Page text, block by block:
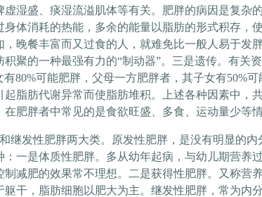
湿盛、痰湿流溢肌体等有关。肥胖的病因是复杂
体消耗的热能，多余的能量以脂肪的形式积存，
晚餐丰富而又过食的人，就难免比一般人易于发
聚的一种最强有力的“制动器”。三是遗传。有关资
有80%可能肥胖，父母一方肥胖者，其子女有50%可
脂肪代谢异常而使脂肪堆积。上述各种因素中，
肥胖者中常见的是食欲旺盛、多食、运动量少等情
发性肥胖两大类。原发性肥胖，是没有明显的内
一是体质性肥胖。多从幼年起病，与幼儿期营养过
减肥的效果常不理想。二是获得性肥胖。又称营养
干，脂肪细胞以肥大为主。继发性肥胖，常为内